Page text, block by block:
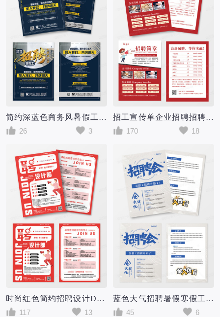
简约深蓝色商务风暑假工公司企业招聘宣传单单页DM单暑假工招聘宣传单
26
3
招工宣传单企业招聘招聘单页招工简章招聘海报招聘
170
18
时尚红色简约招聘设计DM单页校园海报模版设计招聘宣传单招工
117
13
蓝色大气招聘暑假寒假工学生招聘宣传单单页DM单暑假工招聘宣传单DM
45
6